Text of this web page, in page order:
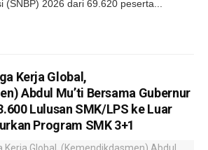
(SNBP) 2026 dari 69.620 peserta...
Kerja Global,
Abdul Mu’ti Bersama Gubernur
Lulusan SMK/LPS ke Luar
Program SMK 3+1